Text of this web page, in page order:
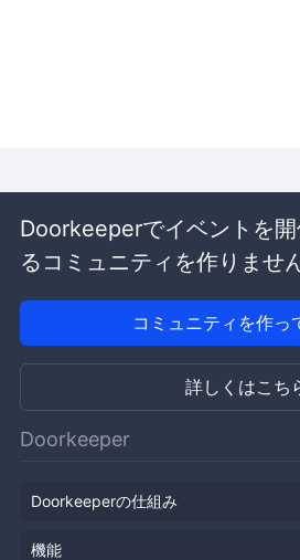
Doorkeeperでイベントを開
るコミュニティを作りませ
コミュニティを作っ
詳しくはこち
Doorkeeper
Doorkeeperの仕組み
機能